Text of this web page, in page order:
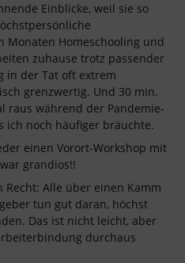
Einblicke, weil sie so
Monaten Homeschooling und
zuhause trotz passender
in der Tat oft extrem
grenzwertig. Und 30 min.
raus während der Pandemie-
ich noch häufiger bräuchte.
einen Vorort-Workshop mit
grandios!!
Alle über einen Kamm
tun gut daran, höchst
Das ist nicht leicht, aber
durchaus